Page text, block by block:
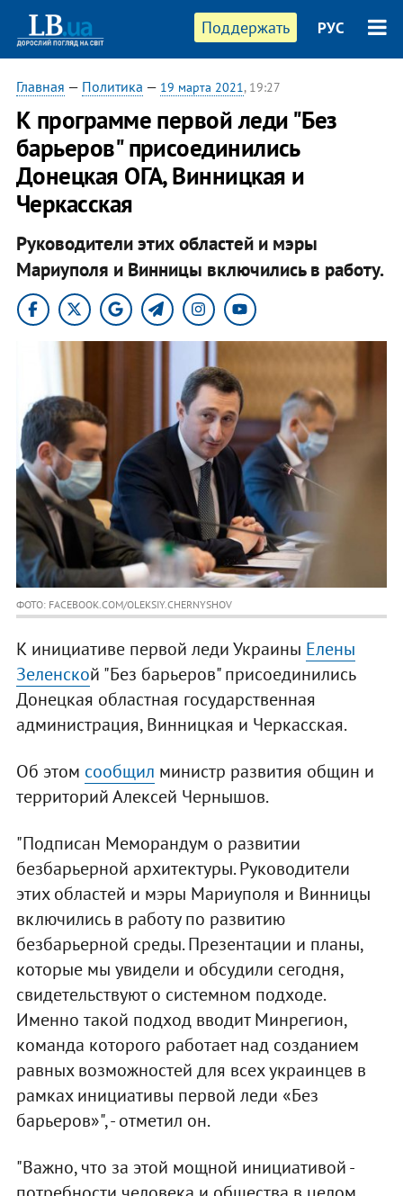
Поддержать РУС
Главная — Политика — 19 марта 2021, 19:27
К программе первой леди "Без
барьеров" присоединились
Донецкая ОГА, Винницкая и
Черкасская
Руководители этих областей и мэры
Мариуполя и Винницы включились в работу.
ФОТО: FACEBOOK.COM/OLEKSIY.CHERNYSHOV
К инициативе первой леди Украины Елены
Зеленской "Без барьеров" присоединились
Донецкая областная государственная
администрация, Винницкая и Черкасская.
Об этом сообщил министр развития общин и
территорий Алексей Чернышов.
"Подписан Меморандум о развитии
безбарьерной архитектуры. Руководители
этих областей и мэры Мариуполя и Винницы
включились в работу по развитию
безбарьерной среды. Презентации и планы,
которые мы увидели и обсудили сегодня,
свидетельствуют о системном подходе.
Именно такой подход вводит Минрегион,
команда которого работает над созданием
равных возможностей для всех украинцев в
рамках инициативы первой леди «Без
барьеров»", - отметил он.
"Важно, что за этой мощной инициативой -